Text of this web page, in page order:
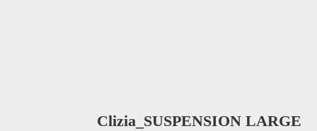
Clizia_SUSPENSION LARGE